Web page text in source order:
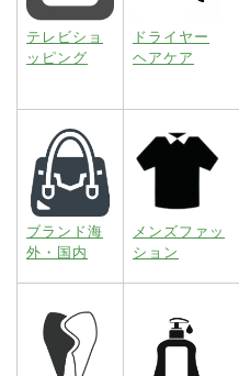
テレビショ
ッピング
ドライヤー
ヘアケア
ブランド海
外・国内
メンズファッ
ション